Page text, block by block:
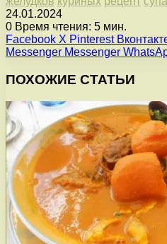
24.01.2024
0 Время чтения: 5 мин.
Facebook X Pinterest
Messenger Messenger
ПОХОЖИЕ СТАТЬИ